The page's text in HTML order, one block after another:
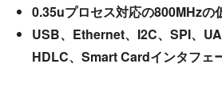
0.35uプロセス対応の800MHzの
USB、Ethernet、I2C、SPI、
HDLC、Smart Cardインタフェ